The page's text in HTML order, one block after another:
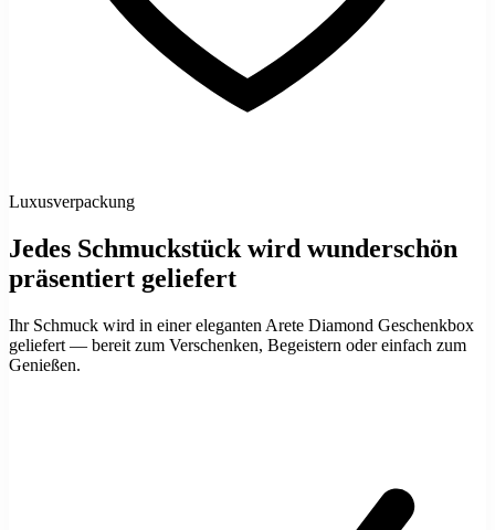
Luxusverpackung
Jedes Schmuckstück wird wunderschön
präsentiert geliefert
Ihr Schmuck wird in einer eleganten Arete Diamond Geschenkbox
geliefert — bereit zum Verschenken, Begeistern oder einfach zum
Genießen.